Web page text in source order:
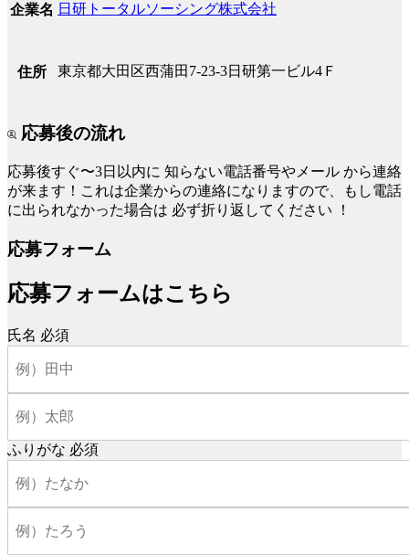
企業名 日研トータルソーシング株式会社
住所 東京都大田区西蒲田7-23-3日研第一ビル4Ｆ
応募後の流れ
応募後すぐ〜3日以内に 知らない電話番号やメール から連絡
が来ます！これは企業からの連絡になりますので、もし電話
に出られなかった場合は 必ず折り返してください ！
応募フォーム
応募フォームはこちら
氏名 必須
ふりがな 必須